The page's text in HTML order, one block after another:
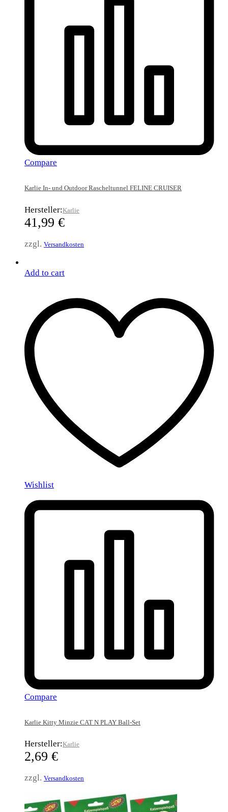
Compare
Karlie In- und Outdoor Rascheltunnel FELINE CRUISER
Hersteller:Karlie
41,99 €
zzgl. Versandkosten
Add to cart
Wishlist
Compare
Karlie Kitty Minzie CAT N PLAY Ball-Set
Hersteller:Karlie
2,69 €
zzgl. Versandkosten